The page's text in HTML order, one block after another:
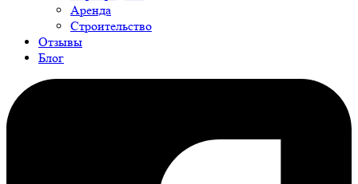
Аренда
Строительство
Отзывы
Блог